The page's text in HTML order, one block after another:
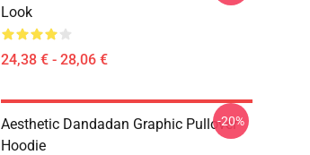
Look
24,38 € - 28,06 €
Aesthetic Dandadan Graphic Pullover
Hoodie
-20%